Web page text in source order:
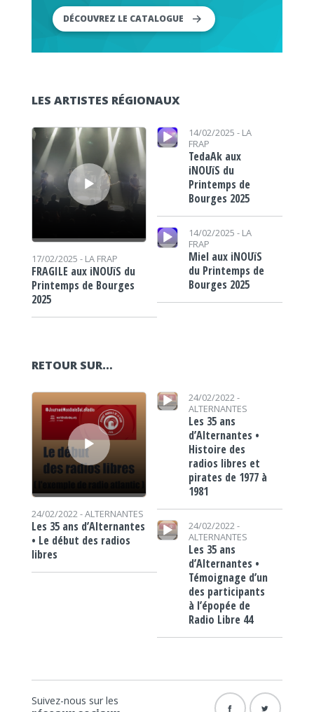
DÉCOUVREZ LE CATALOGUE
LES ARTISTES RÉGIONAUX
Lecteur audio
17/02/2025 - LA FRAP
FRAGILE aux iNOUïS du
Printemps de Bourges
2025
Lecteur audio 14/02/2025 - LA
FRAP
TedaAk aux
iNOUïS du
Printemps de
Bourges 2025
Lecteur audio
14/02/2025 - LA
FRAP
Miel aux iNOUïS
du Printemps de
Bourges 2025
RETOUR SUR…
Lecteur audio
24/02/2022 -ALTERNANTES
Les 35 ans d’Alternantes
• Le début des radios
libres
Lecteur audio
24/02/2022 -
ALTERNANTES
Les 35 ans
d’Alternantes •
Histoire des
radios libres et
pirates de 1977 à
1981
Lecteur audio
24/02/2022 -
ALTERNANTES
Les 35 ans
d’Alternantes •
Témoignage d’un
des participants
à l’épopée de
Radio Libre 44
Suivez-nous sur les